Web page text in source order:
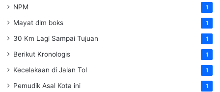
NPM 1
Mayat dlm boks 1
30 Km Lagi Sampai Tujuan 1
Berikut Kronologis 1
Kecelakaan di Jalan Tol 1
Pemudik Asal Kota ini 1